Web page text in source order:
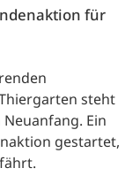
für
steht
Ein
gestartet,